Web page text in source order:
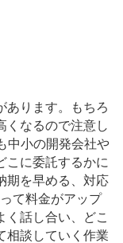
あります。もちろ
くなるので注意し
中小の開発会社や
こに委託するかに
期を早める、対応
て料金がアップ
く話し合い、どこ
相談していく作業